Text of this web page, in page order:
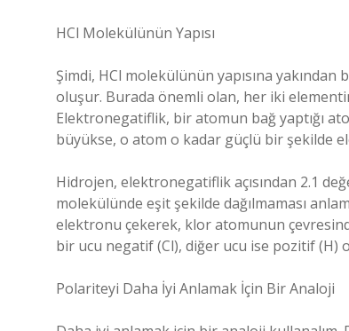
HCl Molekülünün Yapısı
Şimdi, HCl molekülünün yapısına
oluşur. Burada önemli olan, her iki
Elektronegatiflik, bir atomun bağ yaptığı
büyükse, o atom o kadar güçlü bir şekilde
Hidrojen, elektronegatiflik açısından 2.1
molekülünde eşit şekilde dağılmaması
elektronu çekerek, klor atomunun
bir ucu negatif (Cl), diğer ucu ise pozitif (H)
Polariteyi Daha İyi Anlamak İçin Bir Analoji